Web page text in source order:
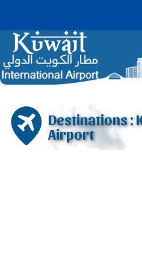
Destinations :
Airport